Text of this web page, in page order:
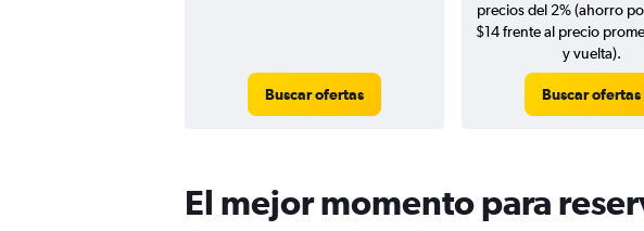
Buscar ofertas
precios del 2% (ahorro
$14 frente al precio
y vuelta).
Buscar ofertas
El mejor momento para